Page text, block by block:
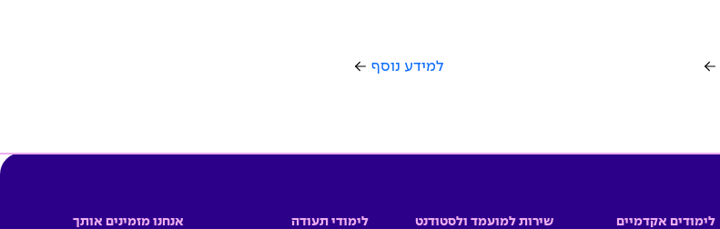
למידע נוסף
לימודים אקדמיים שירות למועמד ולסטודנט
לימודי תעודה
אנחנו מזמינים אותך